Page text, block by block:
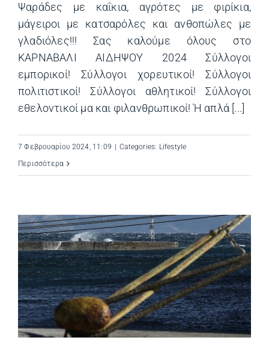
Ψαράδες με καΐκια, αγρότες με φιρίκια,
μάγειροι με κατσαρόλες και ανθοπώλες με
γλαδιόλες!!! Σας καλούμε όλους στο
ΚΑΡΝΑΒΑΛΙ ΑΙΔΗΨΟΥ 2024 Σύλλογοι
εμπορικοί! Σύλλογοι χορευτικοί! Σύλλογοι
πολιτιστικοί! Σύλλογοι αθλητικοί! Σύλλογοι
εθελοντικοί μα και φιλανθρωπικοί! Ή απλά [...]
7 Φεβρουαρίου 2024, 11:09 | Categories: Lifestyle
Περισσότερα